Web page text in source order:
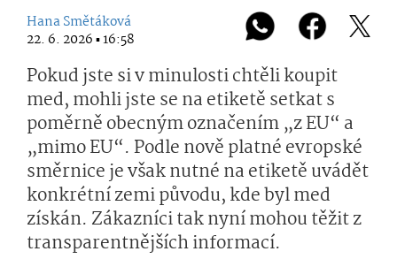
Hana Smětáková
22. 6. 2026 ▪ 16:58
Pokud jste si v minulosti chtěli koupit
med, mohli jste se na etiketě setkat s
poměrně obecným označením „z EU“ a
„mimo EU“. Podle nově platné evropské
směrnice je však nutné na etiketě uvádět
konkrétní zemi původu, kde byl med
získán. Zákazníci tak nyní mohou těžit z
transparentnějších informací.